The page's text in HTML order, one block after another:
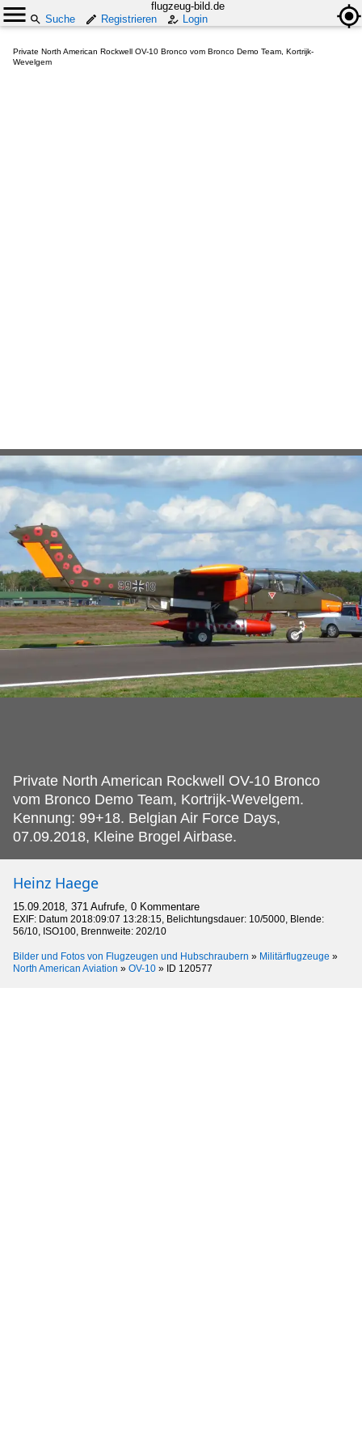
flugzeug-bild.de
Suche
Registrieren Login
Private North American Rockwell OV-10 Bronco vom Bronco Demo Team, Kortrijk-
Wevelgem
Private North American Rockwell OV-10 Bronco
vom Bronco Demo Team, Kortrijk-Wevelgem.
Kennung: 99+18. Belgian Air Force Days,
07.09.2018, Kleine Brogel Airbase.
Heinz Haege
15.09.2018, 371 Aufrufe, 0 Kommentare
EXIF: Datum 2018:09:07 13:28:15, Belichtungsdauer: 10/5000, Blende:
56/10, ISO100, Brennweite: 202/10
Bilder und Fotos von Flugzeugen und Hubschraubern » Militärflugzeuge »
North American Aviation » OV-10 » ID 120577